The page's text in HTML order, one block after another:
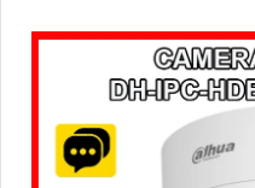
hạn chế cảnh báo sai, đi
trữ lâu dài, hỗ trợ POE